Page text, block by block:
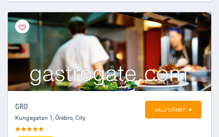
VÄLJ TJÄNST
GRO
Kungsgatan 1, Örebro, City